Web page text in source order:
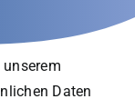
Daten